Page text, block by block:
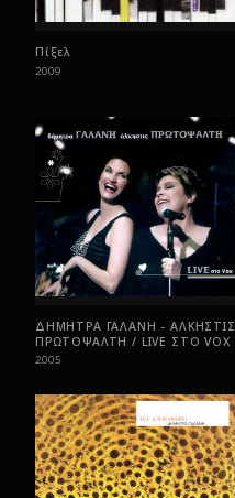
Πίξελ
2009
ΔΗΜΗΤΡΑ ΓΑΛΑΝΗ - ΑΛΚΗΣΤΙΣ
ΠΡΩΤΟΨΑΛΤΗ / LIVE ΣTO VOX
2005